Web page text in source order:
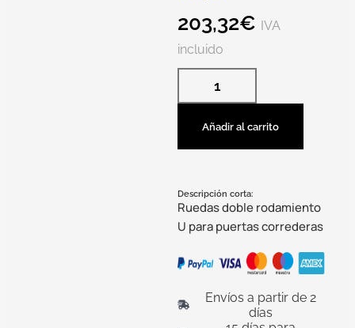
203,32€ IVA
incluido
Añadir al carrito
Descripción corta:
Ruedas doble rodamiento
U para puertas correderas
Envíos a partir de 2
días